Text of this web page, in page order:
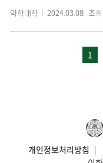
약학대학 2024.03.08 조
1
개인정보처리방침